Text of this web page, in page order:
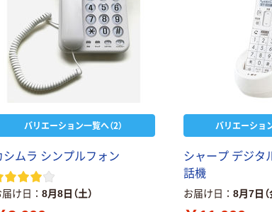
バリエーション一覧へ（2）
シムラ シンプルフォン
届け日 8月8日（土）
バリエーショ
シャープ デジタ
話機
お届け日 8月7日（